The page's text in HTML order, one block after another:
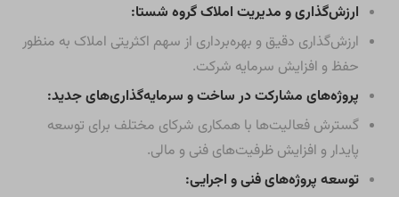
ارزش‌گذاری و مدیریت املاک گروه شستا:
ارزش‌گذاری دقیق و بهره‌برداری از سهم اکثریتی املاک به منظور
حفظ و افزایش سرمایه شرکت.
پروژه‌های مشارکت در ساخت و سرمایه‌گذاری‌های جدید:
گسترش فعالیت‌ها با همکاری شرکای مختلف برای توسعه
پایدار و افزایش ظرفیت‌های فنی و مالی.
توسعه پروژه‌های فنی و اجرایی: